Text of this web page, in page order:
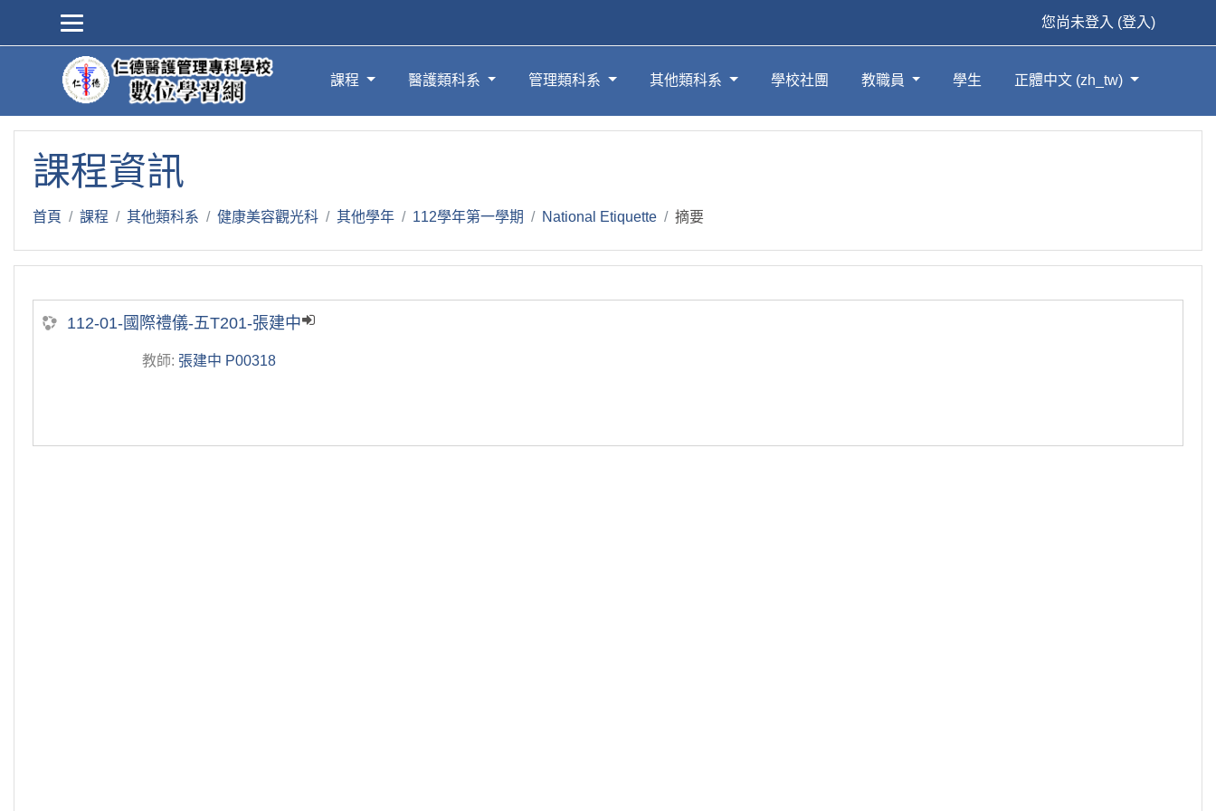
跳到主要內容
您尚未登入 (登入)
課程 醫護類科系 管理類科系 其他類科系 學校社團 教職員 學生 正體中文 ‎(zh_tw)‎
課程資訊
首頁 課程 其他類科系 健康美容觀光科 其他學年 112學年第一學期 National Etiquette 摘要
112-01-國際禮儀-五T201-張建中
教師: 張建中 P00318